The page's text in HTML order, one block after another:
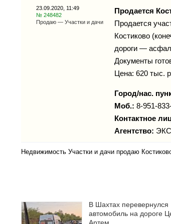
23.09.2020, 11:49
№ 248482
Продаю — Участки и дачи
Продается
Продается
Костиково
дороги —
Документы
Цена: 620 тыс.
Город/нас.
Моб.: 8-951-
Контактное
Агентство:
Недвижимость Участки и дачи продаю
В Шахтах перевернулся
автомобиль на дороге